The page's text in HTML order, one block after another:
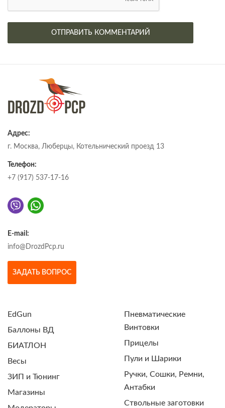
Адрес:
г. Москва, Люберцы, Котельнический проезд 13
Телефон:
+7 (917) 537-17-16
E-mail:
info@DrozdPcp.ru
ЗАДАТЬ ВОПРОС
EdGun
Баллоны ВД
БИАТЛОН
Весы
ЗИП и Тюнинг
Магазины
Пневматические
Винтовки
Прицелы
Пули и Шарики
Ручки, Сошки, Ремни,
Антабки
Ствольные заготовки